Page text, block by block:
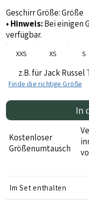
Größe
Geschirr Größe:
• Hinweis:Bei einigen
verfügbar.
XXS XS S
z.B. für Jack
Finde die richtige Größe
In
Kostenloser
Größenumtausch
Im Set enthalten